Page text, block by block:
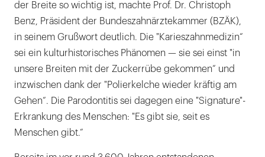
der Breite so wichtig ist, machte Prof. Dr. Christoph
Benz, Präsident der Bundeszahnärztekammer (BZÄK),
in seinem Grußwort deutlich. Die "Karieszahnmedizin“
sei ein kulturhistorisches Phänomen — sie sei einst "in
unsere Breiten mit der Zucker­rübe gekommen“ und
inzwischen dank der "Polierkelche wieder kräftig am
Gehen“. Die Parodontitis sei da­gegen eine "Signature"-
Erkrankung des Menschen: "Es gibt sie, seit es
Menschen gibt.“